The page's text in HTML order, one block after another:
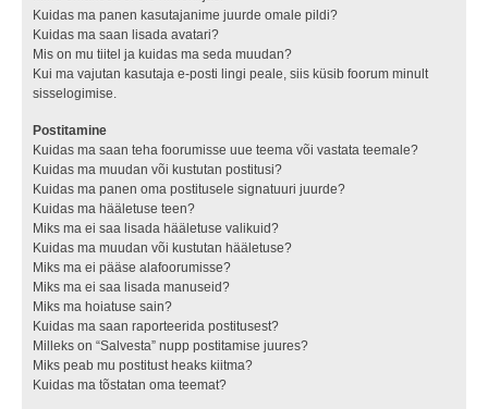
Kuidas ma panen kasutajanime juurde omale pildi?
Kuidas ma saan lisada avatari?
Mis on mu tiitel ja kuidas ma seda muudan?
Kui ma vajutan kasutaja e-posti lingi peale, siis küsib foorum minult
sisselogimise.
Postitamine
Kuidas ma saan teha foorumisse uue teema või vastata teemale?
Kuidas ma muudan või kustutan postitusi?
Kuidas ma panen oma postitusele signatuuri juurde?
Kuidas ma hääletuse teen?
Miks ma ei saa lisada hääletuse valikuid?
Kuidas ma muudan või kustutan hääletuse?
Miks ma ei pääse alafoorumisse?
Miks ma ei saa lisada manuseid?
Miks ma hoiatuse sain?
Kuidas ma saan raporteerida postitusest?
Milleks on “Salvesta” nupp postitamise juures?
Miks peab mu postitust heaks kiitma?
Kuidas ma tõstatan oma teemat?